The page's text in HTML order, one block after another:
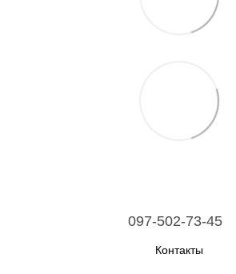
097-502-73-45
Контакты